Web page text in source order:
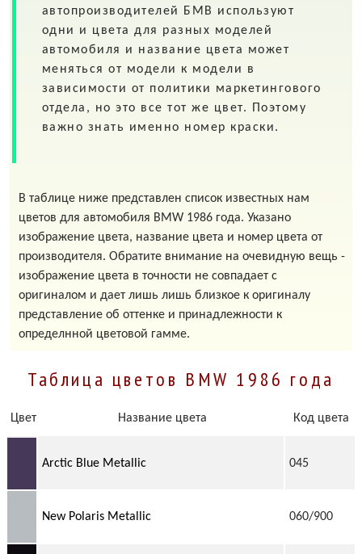
автопроизводителей БМВ используют
одни и цвета для разных моделей
автомобиля и название цвета может
меняться от модели к модели в
зависимости от политики маркетингового
отдела, но это все тот же цвет. Поэтому
важно знать именно номер краски.
В таблице ниже представлен список известных нам
цветов для автомобиля BMW 1986 года. Указано
изображение цвета, название цвета и номер цвета от
производителя. Обратите внимание на очевидную вещь -
изображение цвета в точности не совпадает с
оригиналом и дает лишь лишь близкое к оригиналу
представление об оттенке и принадлежности к
определнной цветовой гамме.
Таблица цветов BMW 1986 года
Цвет Название цвета Код цвета
Arctic Blue Metallic 045
New Polaris Metallic 060/900